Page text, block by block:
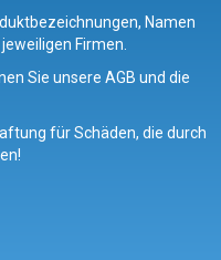
Namen
Firmen.
Sie unsere AGB und die
für Schäden, die durch